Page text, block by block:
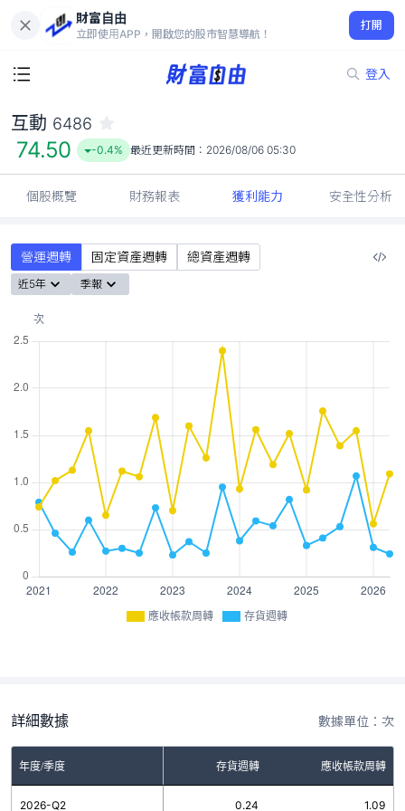
財富自由
立即使用APP，開啟您的股市智慧導航！
打開
登入
74.50
-0.4%
互動 6486
74.50 -0.4% 最近更新時間： 2026/08/06 05:30
個股概覽 財務報表 獲利能力 安全性分析
營運週轉 固定資產週轉 總資產週轉
近5年 季報
應收帳款周轉 存貨週轉
詳細數據 數據單位：次
年度/季度 存貨週轉 應收帳款周轉
2026-Q2 0.24 1.09